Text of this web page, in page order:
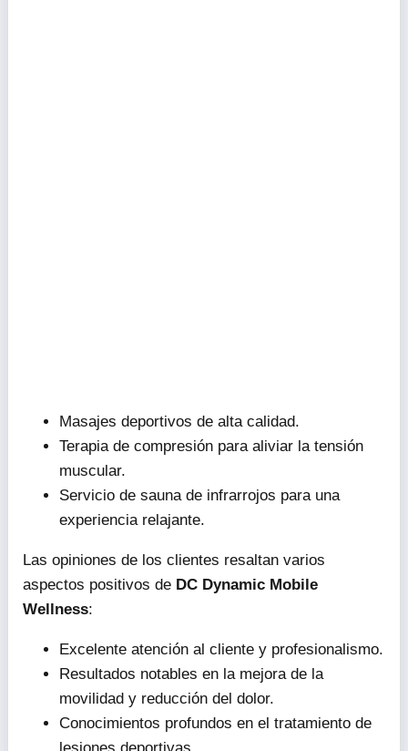
Masajes deportivos de alta calidad.
Terapia de compresión para aliviar la tensión
muscular.
Servicio de sauna de infrarrojos para una
experiencia relajante.
Las opiniones de los clientes resaltan varios
aspectos positivos de DC Dynamic Mobile
Wellness:
Excelente atención al cliente y profesionalismo.
Resultados notables en la mejora de la
movilidad y reducción del dolor.
Conocimientos profundos en el tratamiento de